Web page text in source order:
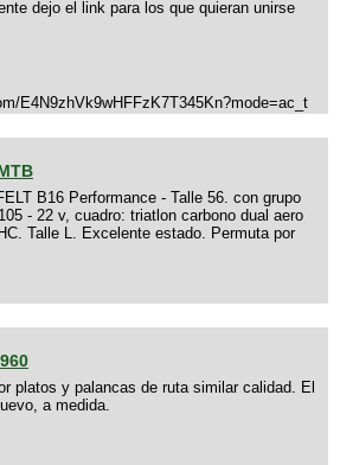
dejo el link para los que quieran unirse
E4N9zhVk9wHFFzK7T345Kn?mode=ac_t
B16 Performance - Talle 56. con grupo
- 22 v, cuadro: triatlon carbono dual aero
Talle L. Excelente estado. Permuta por
platos y palancas de ruta similar calidad. El
a medida.